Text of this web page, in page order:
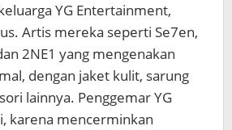
YG Entertainment,
Artis mereka seperti Se7en,
2NE1 yang mengenakan
dengan jaket kulit, sarung
lainnya. Penggemar YG
karena mencerminkan